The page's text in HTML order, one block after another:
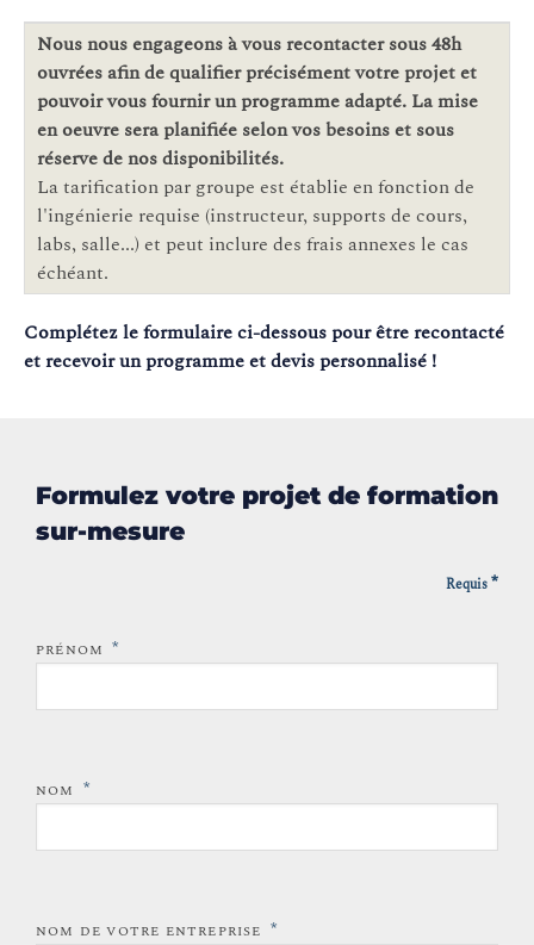
Nous nous engageons à vous recontacter sous 48h
ouvrées afin de qualifier précisément votre projet et
pouvoir vous fournir un programme adapté. La mise
en oeuvre sera planifiée selon vos besoins et sous
réserve de nos disponibilités.
La tarification par groupe est établie en fonction de
l'ingénierie requise (instructeur, supports de cours,
labs, salle...) et peut inclure des frais annexes le cas
échéant.
Complétez le formulaire ci-dessous pour être recontacté
et recevoir un programme et devis personnalisé !
Formulez votre projet de formation
sur-mesure
Requis*
PRÉNOM *
NOM *
NOM DE VOTRE ENTREPRISE *